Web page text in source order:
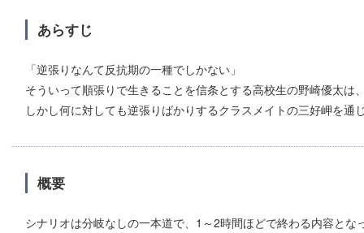
あらすじ
「逆張りなんて反抗期の一種でしかない」
そういって順張りで生きることを信条とする高校生の野崎優太は
しかし何に対しても逆張りばかりするクラスメイトの三好岬を
概要
シナリオは分岐なしの一本道で、1～2時間ほどで終わる内容と